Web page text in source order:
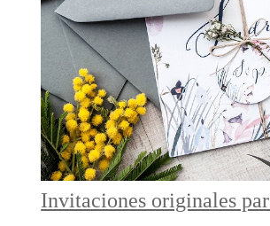
Invitaciones originales